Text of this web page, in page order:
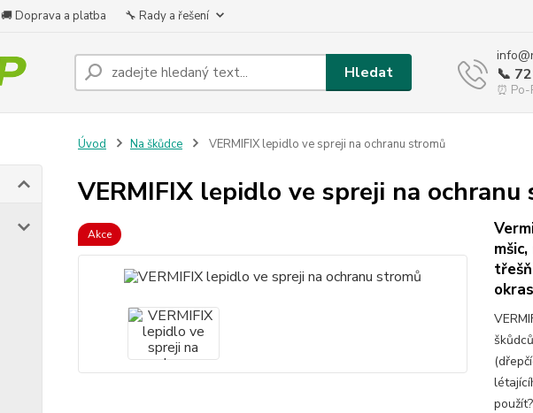
🚚 Doprava a platba 🔧 Rady a řešení
Hledat 📞
⏰
Úvod Na škůdce VERMIFIX lepidlo ve spreji na ochranu stromů
VERMIFIX lepidlo ve spreji na ochranu
Akce